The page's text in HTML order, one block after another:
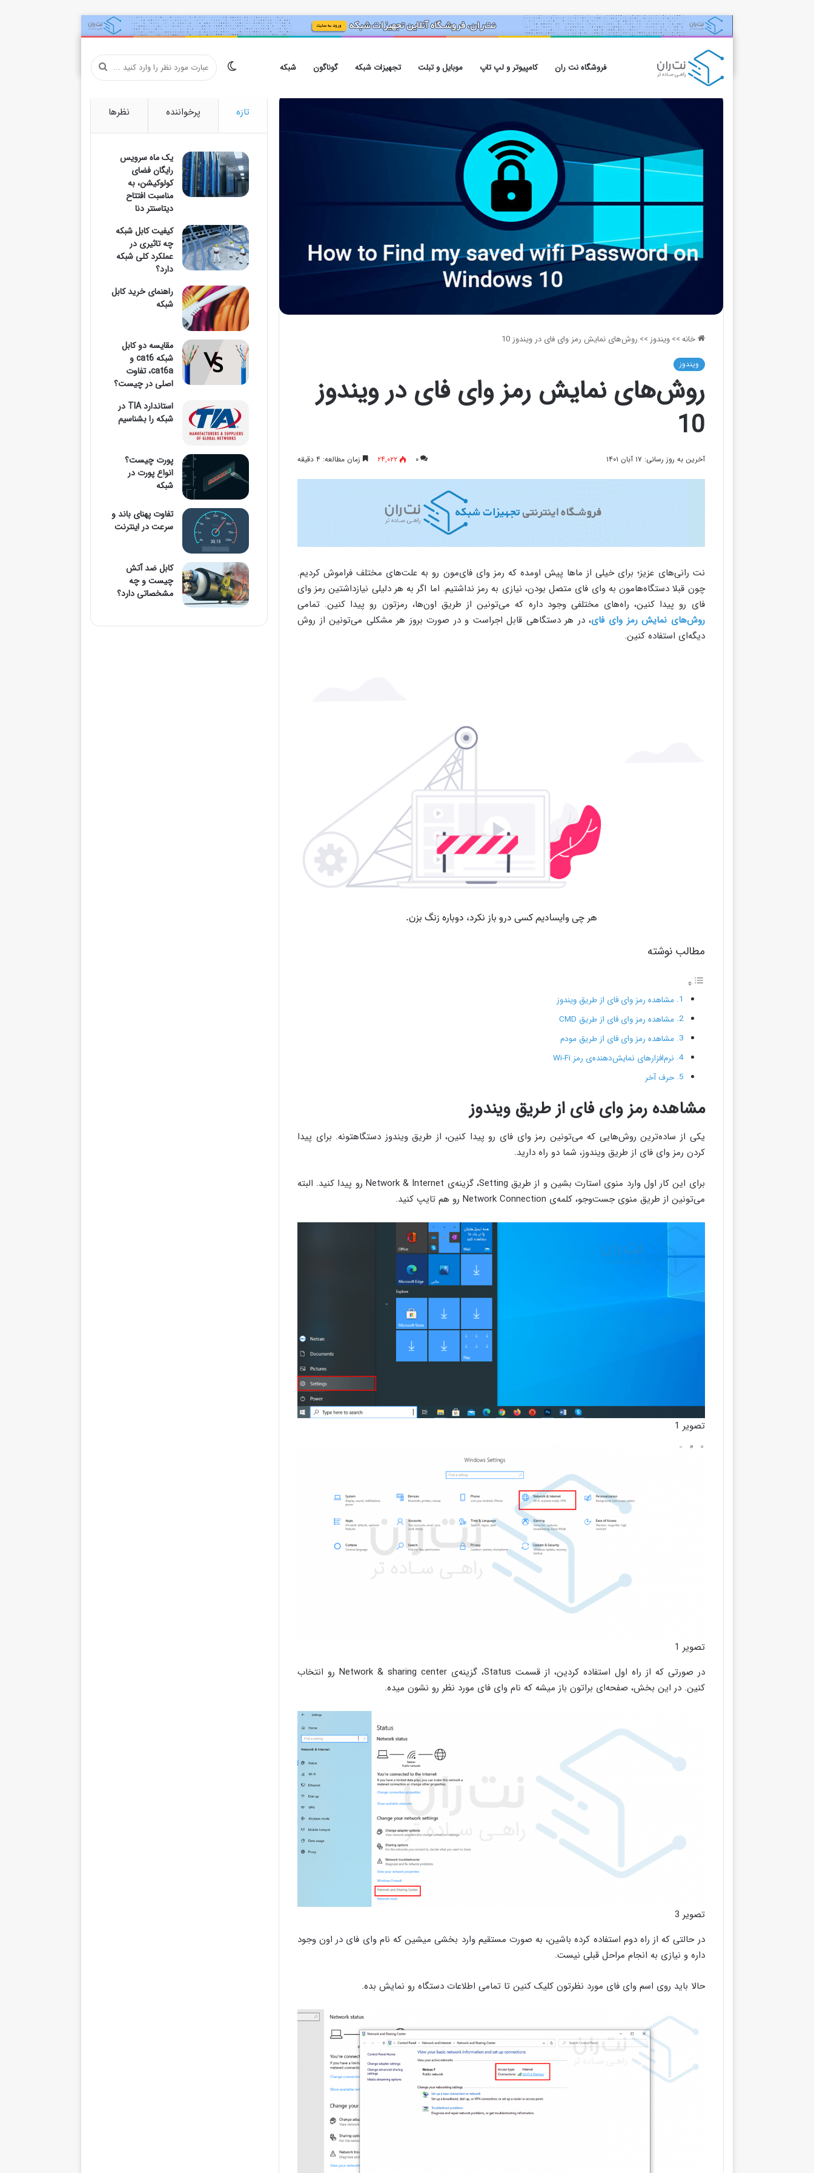
فروشگاه نت ران کامپیوتر و لپ تاپ موبایل و تبلت تجهیزات شبکه گوناگون شبکه عبارت تغییر
خانه>> ویندوز >> روش‌های نمایش رمز وای فای در ویندوز 10
ویندوز
روش‌های نمایش رمز وای فای در ویندوز
10
آخرین به روز رسانی: ۱۷ آبان ۱۴۰۱ ۰ ۲۴,۰۲۲ زمان مطالعه: ۴ دقیقه
نت‌ رانی‌های عزیز؛ برای خیلی از ماها پیش اومده که رمز وای فای‌مون رو به علت‌های مختلف فراموش کردیم.
چون قبلا دستگاه‌هامون به وای فای متصل بودن، نیازی به رمز نداشتیم. اما اگر به هر دلیلی نیازداشتین رمز وای
فای رو پیدا کنین، راه‌های مختلفی وجود داره که می‌تونین از طریق اون‌ها، رمزتون رو پیدا کنین. تمامی
روش‌های نمایش رمز وای فای، در هر دستگاهی قابل اجراست و در صورت بروز هر مشکلی می‌تونین از روش
دیگه‌ای استفاده کنین.
مطالب نوشته
مشاهده رمز وای فای از طریق ویندوز
مشاهده رمز وای فای از طریق CMD
مشاهده رمز وای فای از طریق مودم
نرم‌افزارهای نمایش‌دهنده‌ی رمز Wi-Fi
حرف آخر
مشاهده رمز وای فای از طریق ویندوز
یکی از ساده‌ترین روش‌هایی که می‌تونین رمز وای فای رو پیدا کنین، از طریق ویندوز دستگاهتونه. برای پیدا
کردن رمز وای فای از طریق ویندوز، شما دو راه دارید.
برای این کار اول وارد منوی استارت بشین و از طریق Setting، گزینه‌ی Network & Internet رو پیدا کنید. البته
می‌تونین از طریق منوی جست‌وجو، کلمه‌ی Network Connection رو هم تایپ کنید.
تصویر 1
تصویر 1
در صورتی که از راه اول استفاده کردین، از قسمت Status، گزینه‌ی Network & sharing center رو انتخاب
کنین. در این بخش، صفحه‌ای براتون باز میشه که نام وای فای مورد نظر رو نشون میده.
تصویر 3
در حالتی که از راه دوم استفاده کرده باشین، به صورت مستقیم وارد بخشی میشین که نام وای فای در اون وجود
داره و نیازی به انجام مراحل قبلی نیست.
حالا باید روی اسم وای فای مورد نظرتون کلیک کنین تا تمامی اطلاعات دستگاه رو نمایش بده.
تازه پرخواننده نظرها
یک ماه سرویس
رایگان فضای
کولوکیشن، به
مناسبت افتتاح
دیتاسنتر دنا
کیفیت کابل شبکه
چه تاثیری در
عملکرد کلی شبکه
دارد؟
راهنمای خرید کابل
شبکه
مقایسه دو کابل
شبکه cat6 و
cat6a، تفاوت
اصلی در چیست؟
استاندارد TIA در
شبکه را بشناسیم
پورت چیست؟
انواع پورت در
شبکه
تفاوت پهنای باند و
سرعت در اینترنت
کابل ضد آتش
چیست و چه
مشخصاتی دارد؟